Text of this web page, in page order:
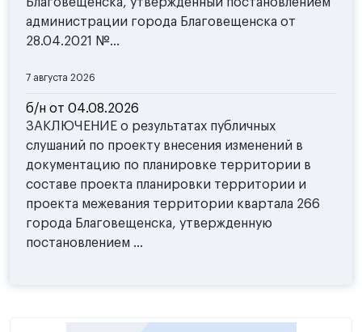
Благовещенска, утвержденный постановлением
администрации города Благовещенска от
28.04.2021 №...
7 августа 2026
б/н от 04.08.2026
ЗАКЛЮЧЕНИЕ о результатах публичных
слушаний по проекту внесения изменений в
документацию по планировке территории в
составе проекта планировки территории и
проекта межевания территории квартала 266
города Благовещенска, утвержденную
постановлением ...